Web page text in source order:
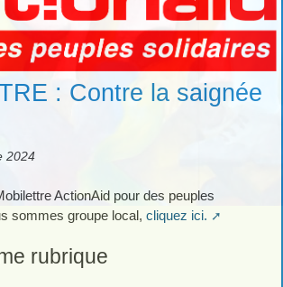
: Contre la saignée
2024
ActionAid pour des peuples
sommes groupe local, cliquez ici.
rubrique